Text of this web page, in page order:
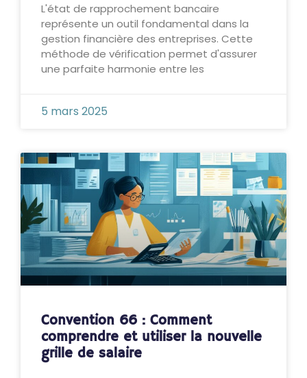
L'état de rapprochement bancaire
représente un outil fondamental dans la
gestion financière des entreprises. Cette
méthode de vérification permet d'assurer
une parfaite harmonie entre les
5 mars 2025
Convention 66 : Comment
comprendre et utiliser la nouvelle
grille de salaire